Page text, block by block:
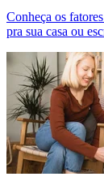
Conheça os
pra sua casa ou